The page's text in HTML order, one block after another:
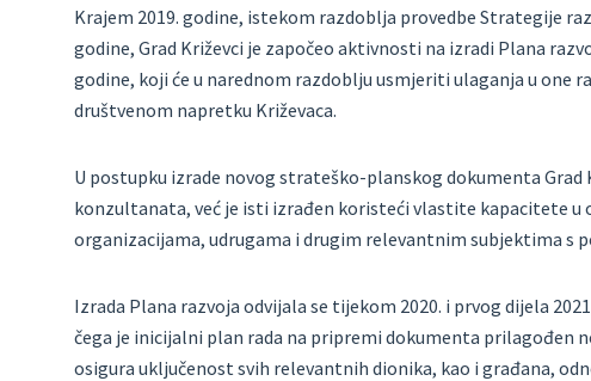
Krajem 2019. godine, istekom razdoblja provedbe Strategije
godine, Grad Križevci je započeo aktivnosti na izradi Plana
godine, koji će u narednom razdoblju usmjeriti ulaganja u one
društvenom napretku Križevaca.
U postupku izrade novog strateško-planskog dokumenta
konzultanata, već je isti izrađen koristeći vlastite kapacitete u
organizacijama, udrugama i drugim relevantnim subjektima s
Izrada Plana razvoja odvijala se tijekom 2020. i prvog dijela
čega je inicijalni plan rada na pripremi dokumenta prilagođen
osigura uključenost svih relevantnih dionika, kao i građana,